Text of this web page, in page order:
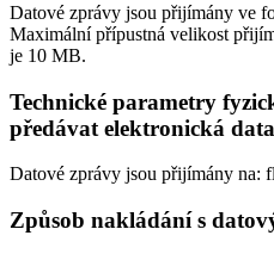
Datové zprávy jsou přijímány ve
Maximální přípustná velikost
je 10 MB.
Technické parametry
předávat elektronická data
Datové zprávy jsou přijímány na:
Způsob nakládání s